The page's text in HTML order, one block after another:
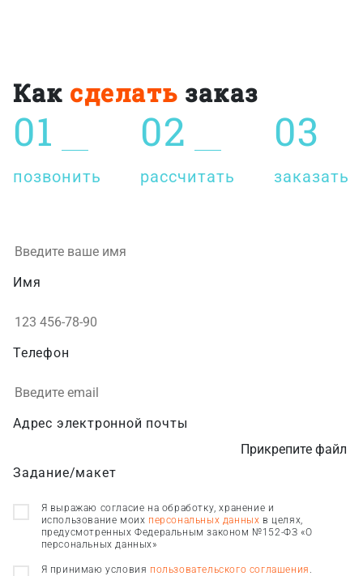
Как сделать заказ
01
позвонить
02
рассчитать
03
заказать
Имя
Телефон
Адрес электронной почты
Задание/макет
Прикрепите файл
Я выражаю согласие на обработку, хранение и
использование моих персональных данных в целях,
предусмотренных Федеральным законом №152-ФЗ «О
персональных данных»
Я принимаю условия пользовательского соглашения